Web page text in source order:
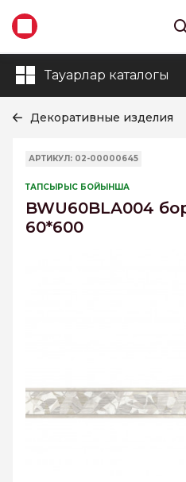
Тауарлар каталогы
Декоративные изделия
АРТИКУЛ: 02-00000645
ТАПСЫРЫС БОЙЫНША
BWU60BLA004
60*600